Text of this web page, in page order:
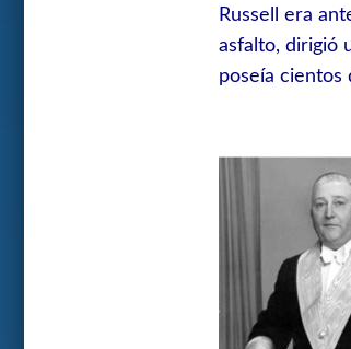
Russell era
asfalto, dirigió
poseía cientos